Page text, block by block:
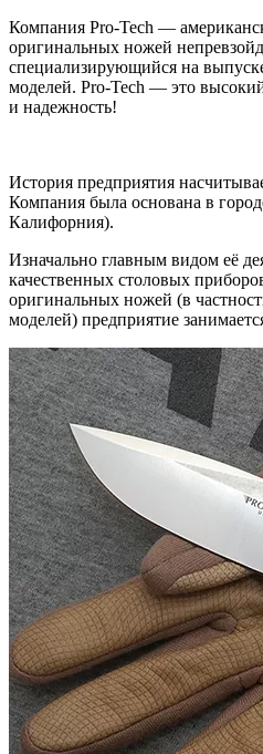
Компания Pro-Tech —
оригинальных ножей
специализирующийся на
моделей. Pro-Tech — это
и надежность!
История предприятия
Компания была основана в
Калифорния).
Изначально главным видом её
качественных столовых
оригинальных ножей (в
моделей) предприятие